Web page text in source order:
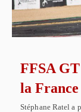
FFSA
la France
Stéphane Ratel a